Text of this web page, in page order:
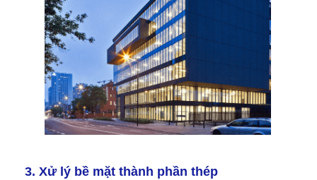
3. Xử lý bề mặt thành phần thép